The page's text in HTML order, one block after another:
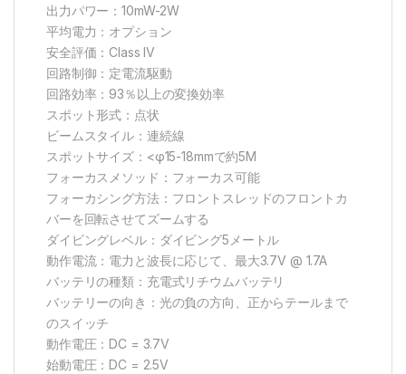
出力パワー：10mW-2W
平均電力：オプション
安全評価：Class IV
回路制御：定電流駆動
回路効率：93％以上の変換効率
スポット形式：点状
ビームスタイル：連続線
スポットサイズ：<φ15-18mmで約5M
フォーカスメソッド：フォーカス可能
フォーカシング方法：フロントスレッドのフロントカ
バーを回転させてズームする
ダイビングレベル：ダイビング5メートル
動作電流：電力と波長に応じて、最大3.7V @ 1.7A
バッテリの種類：充電式リチウムバッテリ
バッテリーの向き：光の負の方向、正からテールまで
のスイッチ
動作電圧：DC = 3.7V
始動電圧：DC = 2.5V